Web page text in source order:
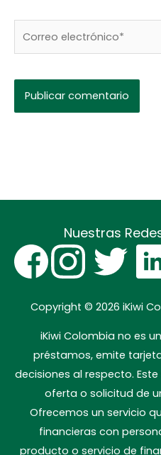
electrónico*
Nuestras
Copyright © 2026 iKiwi
iKiwi Colombia no es
préstamos, emite
decisiones al respecto.
oferta o solicitud de
Ofrecemos un servicio
financieras con
producto o servicio de